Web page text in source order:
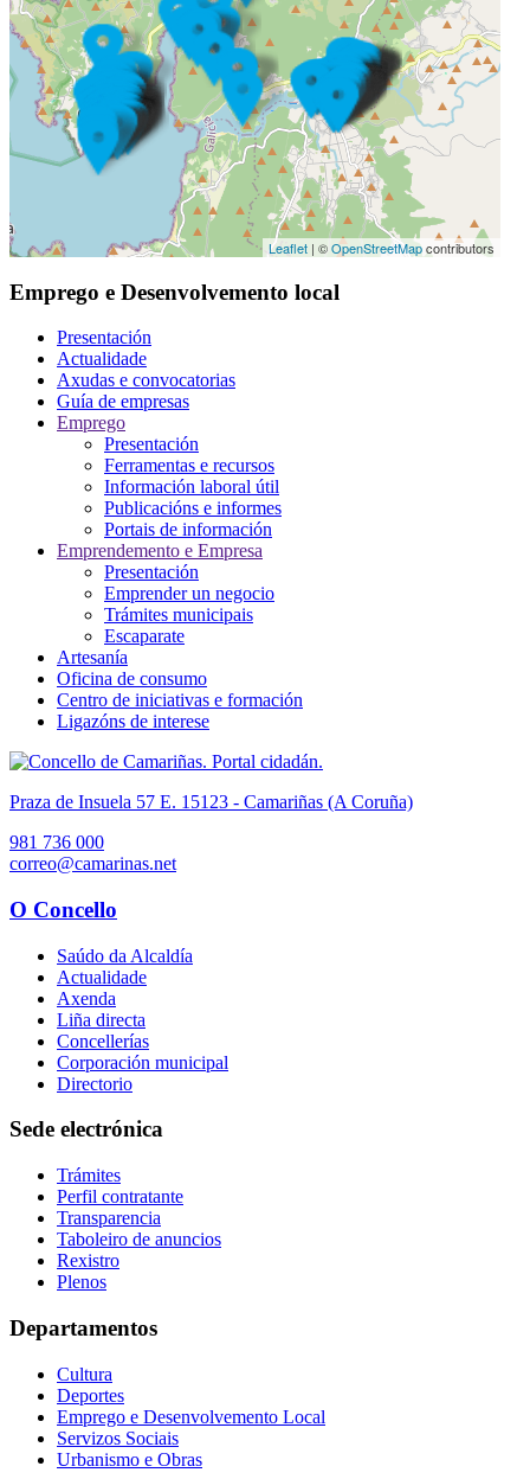
Leaflet| ©OpenStreetMapcontributors
Emprego e Desenvolvemento local
Presentación
Actualidade
Axudas e convocatorias
Guía de empresas
Emprego
Presentación
Ferramentas e recursos
Información laboral útil
Publicacións e informes
Portais de información
Emprendemento e Empresa
Presentación
Emprender un negocio
Trámites municipais
Escaparate
Artesanía
Oficina de consumo
Centro de iniciativas e formación
Ligazóns de interese
Praza de Insuela 57 E. 15123 - Camariñas (A Coruña)
981 736 000
correo@camarinas.net
O Concello
Saúdo da Alcaldía
Actualidade
Axenda
Liña directa
Concellerías
Corporación municipal
Directorio
Sede electrónica
Trámites
Perfil contratante
Transparencia
Taboleiro de anuncios
Rexistro
Plenos
Departamentos
Cultura
Deportes
Emprego e Desenvolvemento Local
Servizos Sociais
Urbanismo e Obras